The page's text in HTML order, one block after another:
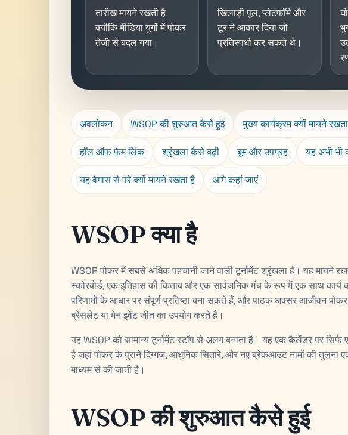
तारीख मायने रखती है
क्योंकि मीडिया युगों में पोकर
तेजी से बदल गया।
खिलाड़ी पूल, प्लेटफॉर्म और
टूर ने आकार दिया जो
प्रतिस्पर्धा कर सकते थे।
अवलोकन WSOP की शुरुआत कैसे हुई मुख्य कार्यक्रम क्यों मायने
हॉल ऑफ फेम लिंक श्रृंखला कैसे बढ़ी बूम और उपग्रह यह अभी भी
यह वेगास से परे क्यों मायने रखता है आगे कहां जाएं
WSOP क्या है
WSOP पोकर में सबसे अधिक पहचानी जाने वाली टूर्नामेंट श्रृंखला है। यह मायने
स्कोरबोर्ड, एक इतिहास की किताब और एक सार्वजनिक मंच के रूप में एक साथ कार्य
परिणामों के आधार पर संपूर्ण प्रतिष्ठा बना सकते हैं, और पाठक अक्सर आजीवन
ब्रेसलेट या मेन इवेंट जीत का उपयोग करते हैं।
यह WSOP को सामान्य टूर्नामेंट स्टॉप से ​​​​अलग बनाता है। यह एक कैलेंडर पर
है जहां पोकर के पुराने दिग्गज, आधुनिक सितारे, और नए ब्रेकआउट नामों की तुलना एक
माध्यम से की जाती है।
WSOP की शुरुआत कैसे हुई